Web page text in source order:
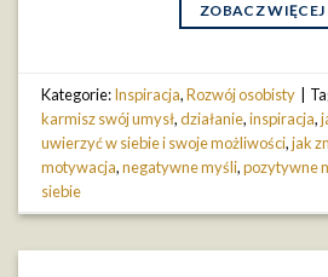
ZOBACZ WIĘCEJ
Kategorie:Inspiracja,Rozwój osobisty
karmisz swój umysł,działanie,inspiracja,
uwierzyć w siebie i swoje możliwości,jak
motywacja,negatywne myśli,pozytywne
siebie